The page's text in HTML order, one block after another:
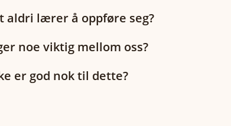
aldri lærer å oppføre seg?
noe viktig mellom oss?
er god nok til dette?